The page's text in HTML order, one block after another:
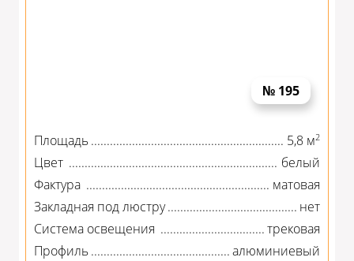
№ 195
Площадь 5,8 м2
Цвет
белый
Фактура
матовая
Закладная под люстру
нет
Система освещения
трековая
Профиль
алюминиевый